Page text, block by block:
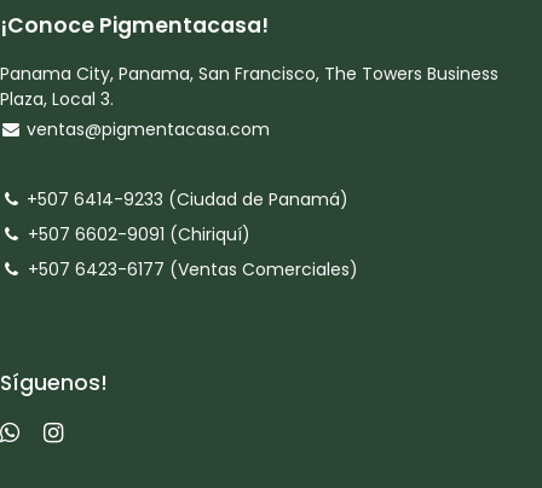
¡Conoce Pigmentacasa!
Panama City, Panama, San Francisco, The Towers Business
Plaza, Local 3.
ventas@pigmentacasa.com
+507 6414-9233 (Ciudad de Panamá)
+507 6602-9091 (Chiriquí)
+507 6423-6177 (Ventas Comerciales)
Síguenos!